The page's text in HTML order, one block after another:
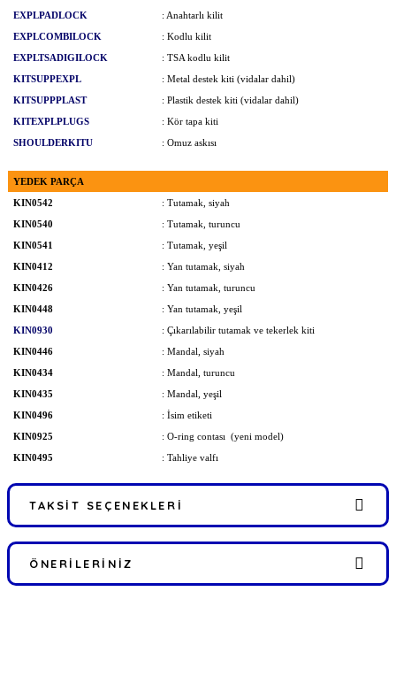
EXPLPADLOCK
: Anahtarlı kilit
EXPLCOMBILOCK
: Kodlu kilit
EXPLTSADIGILOCK
: TSA kodlu kilit
KITSUPPEXPL
: Metal destek kiti (vidalar dahil)
KITSUPPPLAST
: Plastik destek kiti (vidalar dahil)
KITEXPLPLUGS
: Kör tapa kiti
SHOULDERKITU
: Omuz askısı
YEDEK PARÇA
KIN0542
: Tutamak, siyah
KIN0540
: Tutamak, turuncu
KIN0541
: Tutamak, yeşil
KIN0412
: Yan tutamak, siyah
KIN0426
: Yan tutamak, turuncu
KIN0448
: Yan tutamak, yeşil
KIN0930
: Çıkarılabilir tutamak ve tekerlek kiti
KIN0446
: Mandal, siyah
KIN0434
: Mandal, turuncu
KIN0435
: Mandal, yeşil
KIN0496
: İsim etiketi
KIN0925
: O-ring contası (yeni model)
KIN0495
: Tahliye valfı
TAKSIT SEÇENEKLERI
ÖNERILERINIZ